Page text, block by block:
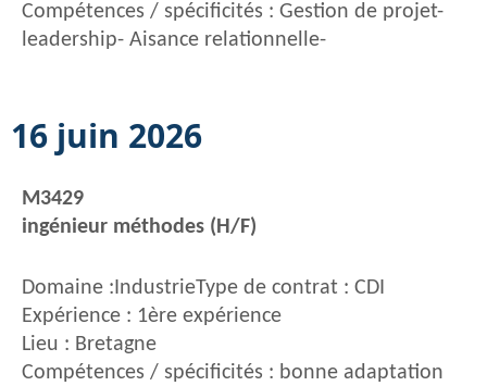
Compétences / spécificités : Gestion de projet-
leadership- Aisance relationnelle-
16 juin 2026
M3429
ingénieur méthodes (H/F)
Domaine :IndustrieType de contrat : CDI
Expérience : 1ère expérience
Lieu : Bretagne
Compétences / spécificités : bonne adaptation